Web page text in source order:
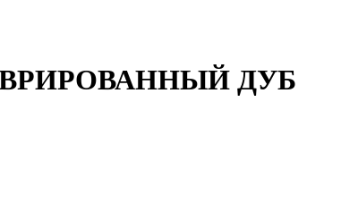
ДУБ